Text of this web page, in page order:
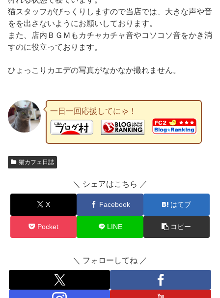
猫スタッフがびっくりしますので当店では、大きな声や音
をを出さないようにお願いしております。
また、店内ＢＧＭもカチャカチャ音やコソコソ音をかき消
すのに役立っております。
ひょっこりカエデの写真がなかなか撮れません。
一日一回応援してにゃ！
猫カフェ日誌
＼ シェアはこちら ／
X Facebook はてブ
Pocket LINE コピー
＼ フォローしてね ／